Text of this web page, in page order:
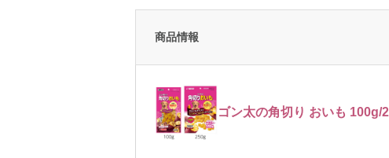
商品情報
ゴン太の角切り おいも 100g/